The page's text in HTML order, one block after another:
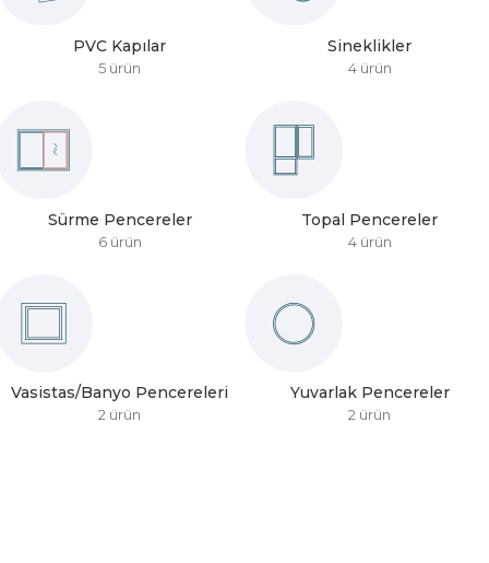
PVC Kapılar
5 ürün
Sineklikler
4 ürün
Sürme Pencereler
6 ürün
Topal Pencereler
4 ürün
Vasistas/Banyo Pencereleri
2 ürün
Yuvarlak Pencereler
2 ürün